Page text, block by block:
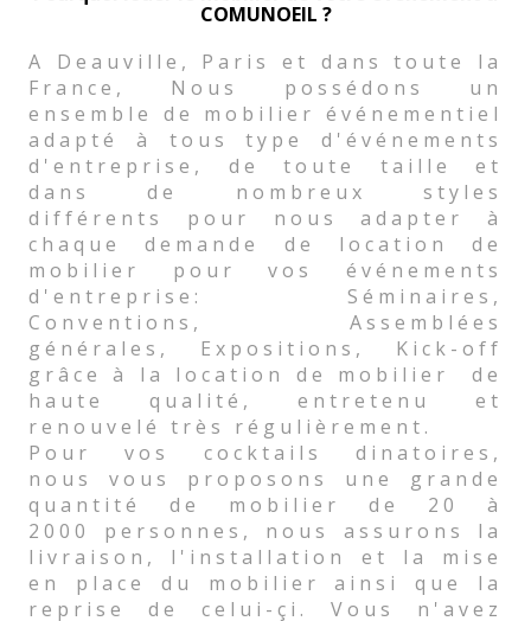
COMUNOEIL ?
A Deauville, Paris et dans toute la
France, Nous possédons un
ensemble de mobilier événementiel
adapté à tous type d'événements
d'entreprise, de toute taille et
dans de nombreux styles
différents pour nous adapter à
chaque demande de location de
mobilier pour vos événements
d'entreprise: Séminaires,
Conventions, Assemblées
générales, Expositions, Kick-off
grâce à la location de mobilier de
haute qualité, entretenu et
renouvelé très régulièrement.
Pour vos cocktails dinatoires,
nous vous proposons une grande
quantité de mobilier de 20 à
2000 personnes, nous assurons la
livraison, l'installation et la mise
en place du mobilier ainsi que la
reprise de celui-çi. Vous n'avez